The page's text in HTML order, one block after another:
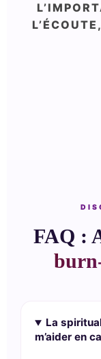
FAQ :
La
m’aider en